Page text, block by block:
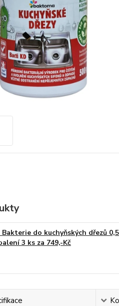
do kuchyňských dřezů
3 ks za 749,-Kč